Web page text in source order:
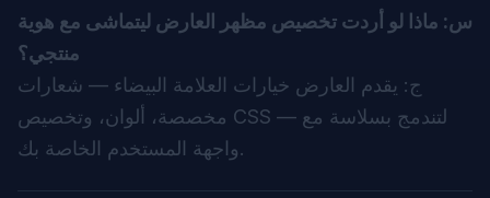
س: ماذا لو أردت تخصيص مظهر العارض ليتماشى مع هوية
منتجي؟
ج: يقدم العارض خيارات العلامة البيضاء — شعارات
مخصصة، ألوان، وتخصيص CSS — لتندمج بسلاسة مع
واجهة المستخدم الخاصة بك.